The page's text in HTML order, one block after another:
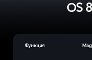
OS
Функция